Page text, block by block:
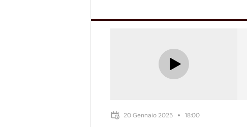
20 Gennaio 2025 18:00